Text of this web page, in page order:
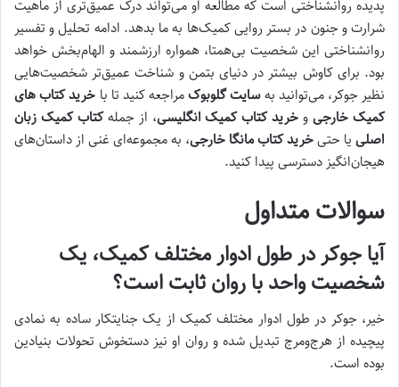
پدیده روانشناختی است که مطالعه او می‌تواند درک عمیق‌تری از ماهیت
شرارت و جنون در بستر روایی کمیک‌ها به ما بدهد. ادامه تحلیل و تفسیر
روانشناختی این شخصیت بی‌همتا، همواره ارزشمند و الهام‌بخش خواهد
بود. برای کاوش بیشتر در دنیای بتمن و شناخت عمیق‌تر شخصیت‌هایی
نظیر جوکر، می‌توانید بهسایت گلوبوکمراجعه کنید تا با خرید کتاب های
کمیک خارجیو خرید کتاب کمیک انگلیسی، از جملهکتاب کمیک زبان
اصلی یا حتیخرید کتاب مانگا خارجی، به مجموعه‌ای غنی از داستان‌های
هیجان‌انگیز دسترسی پیدا کنید.
سوالات متداول
آیا جوکر در طول ادوار مختلف کمیک، یک
شخصیت واحد با روان ثابت است؟
خیر، جوکر در طول ادوار مختلف کمیک از یک جنایتکار ساده به نمادی
پیچیده از هرج‌ومرج تبدیل شده و روان او نیز دستخوش تحولات بنیادین
بوده است.